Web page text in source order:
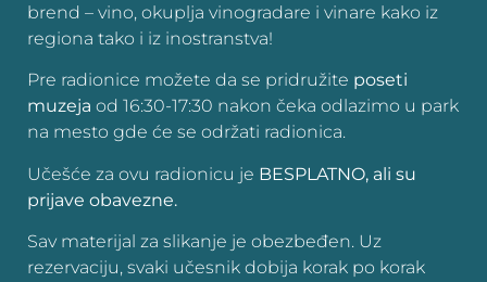
brend – vino, okuplja vinogradare i vinare kako iz
regiona tako i iz inostranstva!
Pre radionice možete da se pridružite poseti
muzeja od 16:30-17:30 nakon čeka odlazimo u park
na mesto gde će se održati radionica.
Učešće za ovu radionicu je BESPLATNO, ali su
prijave obavezne.
Sav materijal za slikanje je obezbeđen. Uz
rezervaciju, svaki učesnik dobija korak po korak